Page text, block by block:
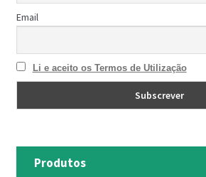
Email
Li e aceito os Termos de Utilização
Produtos